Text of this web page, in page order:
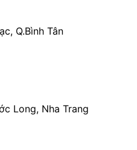
Q.Bình Tân
Long, Nha Trang